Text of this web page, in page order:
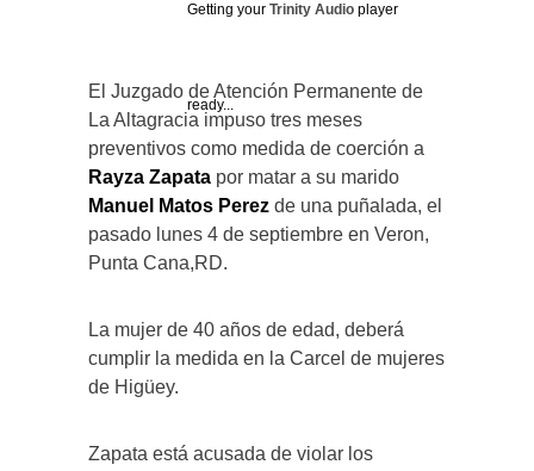
Getting your Trinity Audio player
ready...
El Juzgado de Atención Permanente de
La Altagracia impuso tres meses
preventivos como medida de coerción a
Rayza Zapata por matar a su marido
Manuel Matos Perez de una puñalada, el
pasado lunes 4 de septiembre en Veron,
Punta Cana,RD.
La mujer de 40 años de edad, deberá
cumplir la medida en la Carcel de mujeres
de Higüey.
Zapata está acusada de violar los